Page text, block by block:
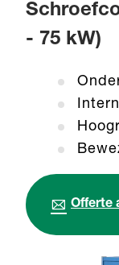
- 75 kW)
Offerte